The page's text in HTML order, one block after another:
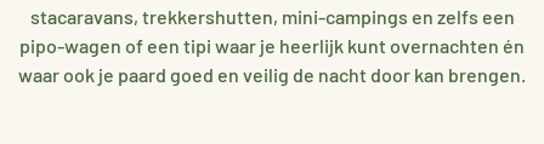
stacaravans, trekkershutten, mini-campings en zelfs een
pipo-wagen of een tipi waar je heerlijk kunt overnachten én
waar ook je paard goed en veilig de nacht door kan brengen.